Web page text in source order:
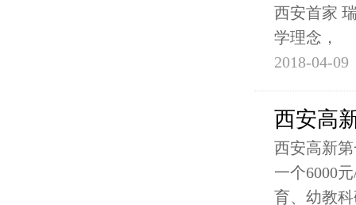
西安首家
学理念，
2018-04-09
西安高
西安高新
一个6000
育、幼教